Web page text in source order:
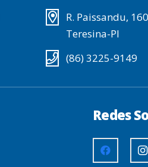
R. Paissandu,
Teresina-PI
(86) 3225-9149
Redes